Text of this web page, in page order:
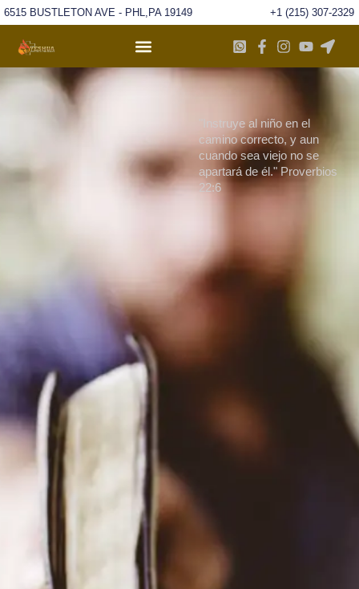
6515 BUSTLETON AVE - PHL,PA 19149 +1 (215) 307-2329
"Instruye al niño en el
camino correcto, y aun
cuando sea viejo no se
apartará de él." Proverbios
22:6